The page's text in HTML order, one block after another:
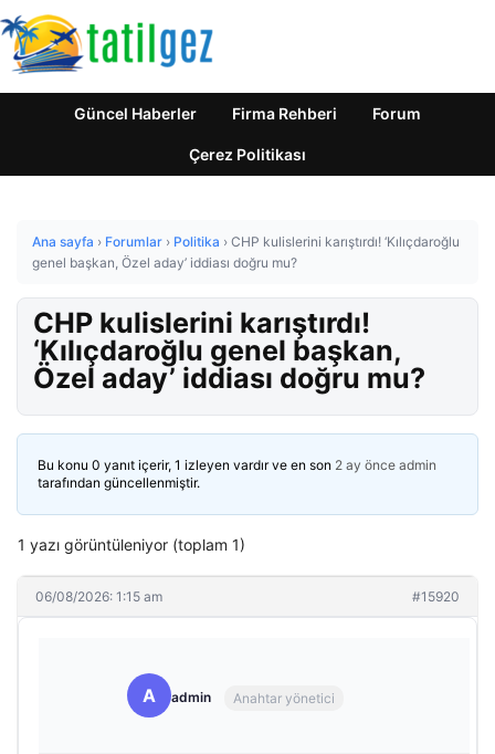
Güncel Haberler Firma Rehberi Forum
Çerez Politikası
Ana sayfa › Forumlar › Politika › CHP kulislerini karıştırdı! ‘Kılıçdaroğlu
genel başkan, Özel aday’ iddiası doğru mu?
CHP kulislerini karıştırdı!
‘Kılıçdaroğlu genel başkan,
Özel aday’ iddiası doğru mu?
Bu konu 0 yanıt içerir, 1 izleyen vardır ve en son 2 ay önce admin
tarafından güncellenmiştir.
1 yazı görüntüleniyor (toplam 1)
06/08/2026: 1:15 am #15920
A admin Anahtar yönetici